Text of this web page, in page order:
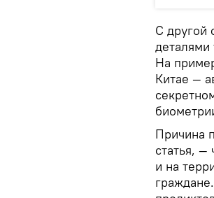
С другой
деталями
На
Китае —
Причина
статья, —
и на